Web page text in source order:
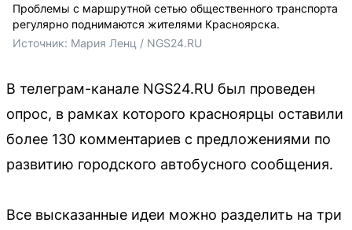
Проблемы с маршрутной сетью общественного транспорта
регулярно поднимаются жителями Красноярска.
Источник: Мария Ленц / NGS24.RU
В телеграм-канале NGS24.RU был проведен
опрос, в рамках которого красноярцы оставили
более 130 комментариев с предложениями по
развитию городского автобусного сообщения.
Все высказанные идеи можно разделить на три